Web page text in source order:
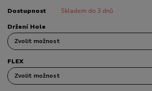
Dostupnost Skladem do 3 dnů
Držení Hole
FLEX